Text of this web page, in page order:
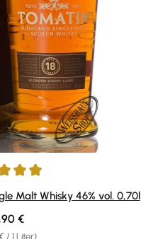
von 5 von 5 Sternen
Malt Whisky 46% vol. 0,70l
/ 1 Liter)
Preis:
€